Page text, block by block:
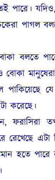
পারে।
পাগল
বলতে
করেছে।
রেখেছে এটা
হতে